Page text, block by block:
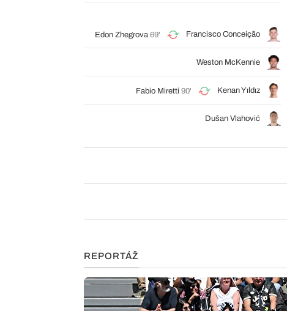
Edon Zhegrova 69' Francisco Conceição
Weston McKennie
Fabio Miretti 90' Kenan Yıldız
Dušan Vlahović
REPORTÁŽ